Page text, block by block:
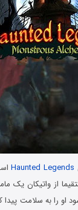
Haunted Legends
از واتیکان یک
او را به سلامت